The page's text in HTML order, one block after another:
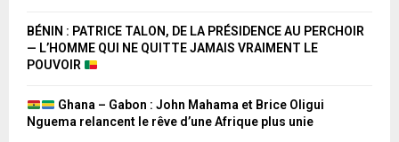
BÉNIN : PATRICE TALON, DE LA PRÉSIDENCE AU PERCHOIR
— L’HOMME QUI NE QUITTE JAMAIS VRAIMENT LE
POUVOIR
Ghana – Gabon : John Mahama et Brice Oligui
Nguema relancent le rêve d’une Afrique plus unie